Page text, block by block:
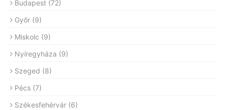
Budapest (72)
Győr (9)
Miskolc (9)
Nyíregyháza (9)
Szeged (8)
Pécs (7)
Székesfehérvár (6)